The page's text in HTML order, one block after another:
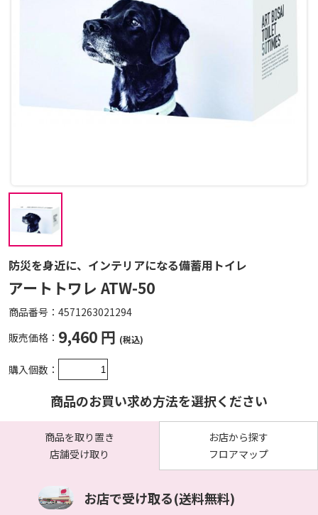
防災を身近に、インテリアになる備蓄用トイレ
アートトワレ ATW-50
商品番号： 4571263021294
販売価格： 9,460 円 (税込)
購入個数：
商品のお買い求め方法を選択ください
商品を取り置き
店舗受け取り
お店から探す
フロアマップ
お店で受け取る(送料無料)